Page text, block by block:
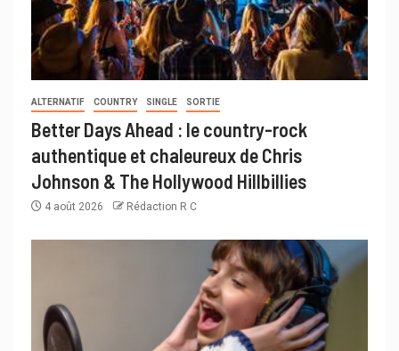
ALTERNATIF COUNTRY SINGLE SORTIE
Better Days Ahead : le country-rock
authentique et chaleureux de Chris
Johnson & The Hollywood Hillbillies
4 août 2026 Rédaction R C